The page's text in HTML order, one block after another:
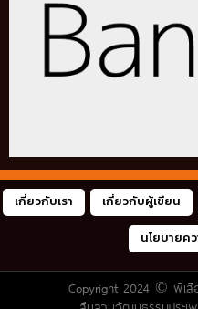
เกี่ยวกับเรา เกี่ยวกับผู้เขียน
นโยบายค
Copyright 2024 © พี่เสื